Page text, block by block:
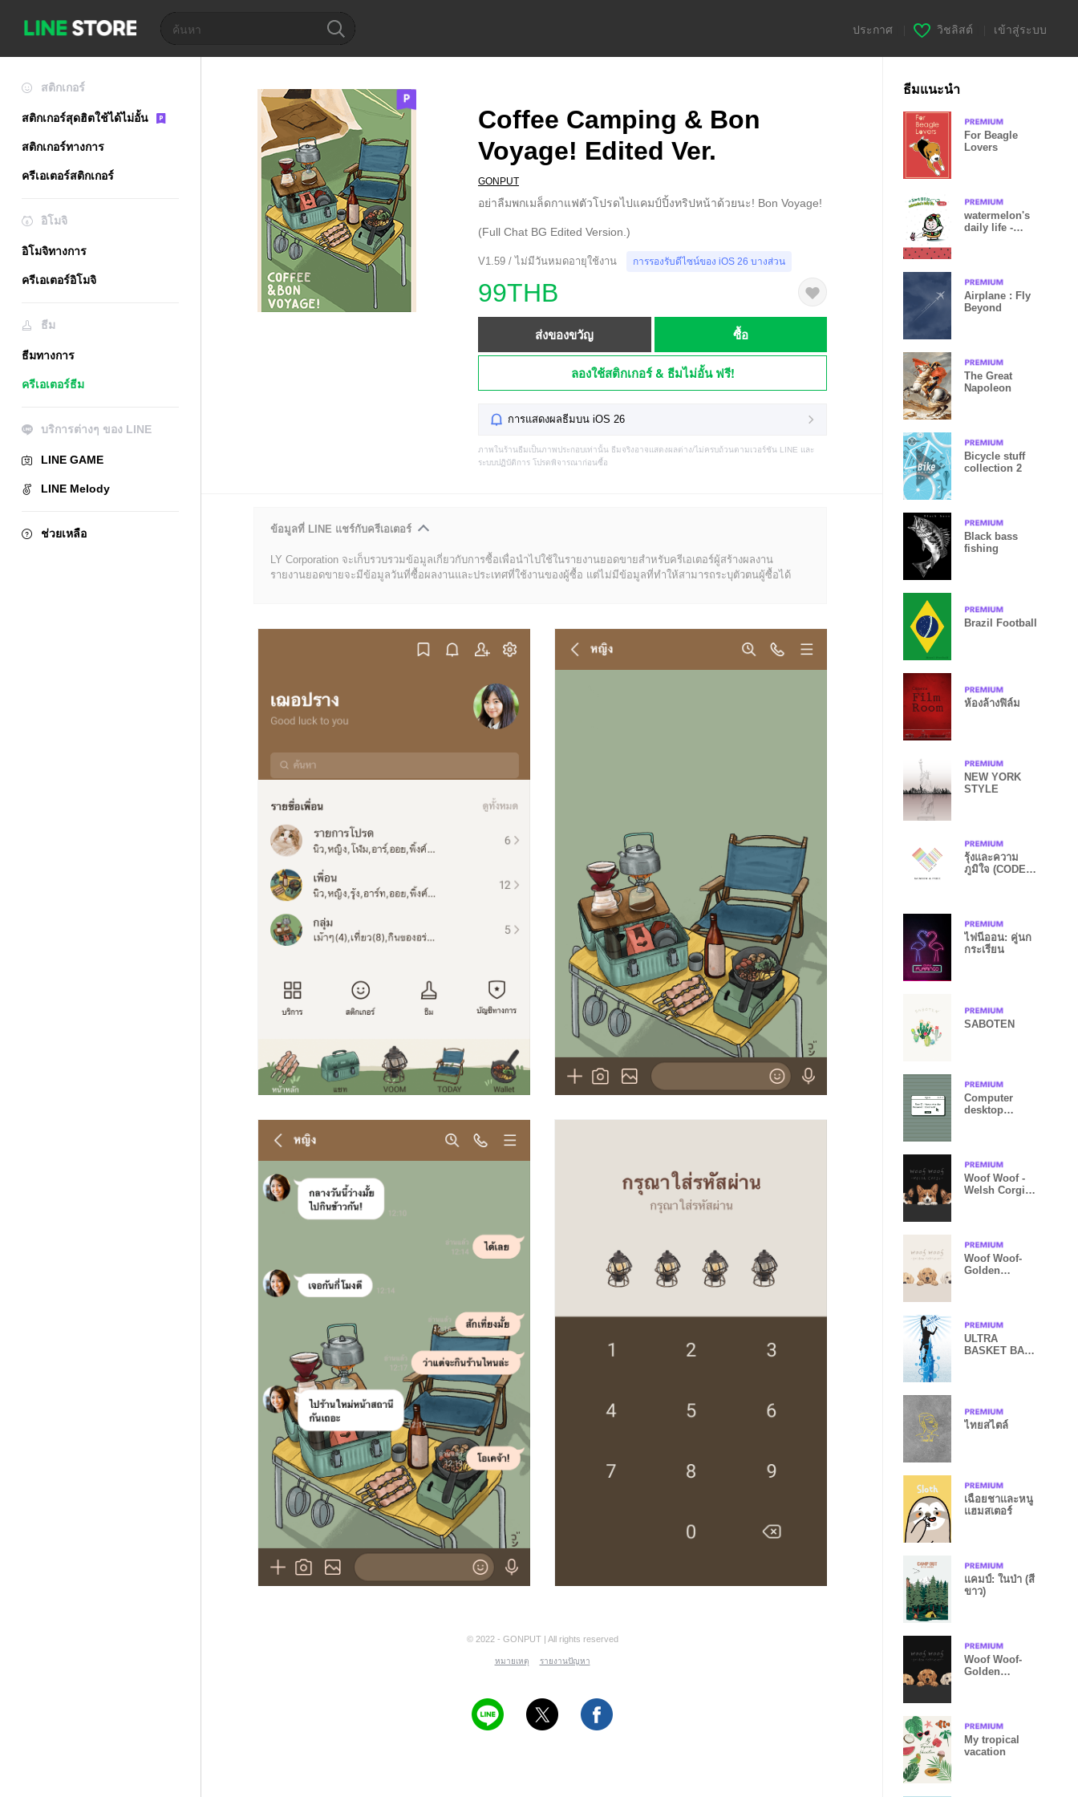
ประกาศ วิชลิสต์ เข้าสู่ระบบ
สติกเกอร์
สติกเกอร์สุดฮิตใช้ได้ไม่อั้น
สติกเกอร์ทางการ
ครีเอเตอร์สติกเกอร์
อิโมจิ
อิโมจิทางการ
ครีเอเตอร์อิโมจิ
ธีม
ธีมทางการ
ครีเอเตอร์ธีม
บริการต่างๆ ของ LINE
LINE GAME
LINE Melody
ช่วยเหลือ
Coffee Camping & Bon
Voyage! Edited Ver.
GONPUT
อย่าลืมพกเมล็ดกาแฟตัวโปรดไปแคมป์ปิ้งทริปหน้าด้วยนะ! Bon Voyage!
(Full Chat BG Edited Version.)
V1.59 / ไม่มีวันหมดอายุใช้งาน การรองรับดีไซน์ของ iOS 26 บางส่วน
99THB
ส่งของขวัญ ซื้อ
ลองใช้สติกเกอร์ & ธีมไม่อั้น ฟรี!
การแสดงผลธีมบน iOS 26
ภาพในร้านธีมเป็นภาพประกอบเท่านั้น ธีมจริงอาจแสดงผลต่าง/ไม่ครบถ้วนตามเวอร์ชัน LINE และ
ระบบปฏิบัติการ โปรดพิจารณาก่อนซื้อ
ข้อมูลที่ LINE แชร์กับครีเอเตอร์
LY Corporation จะเก็บรวบรวมข้อมูลเกี่ยวกับการซื้อเพื่อนำไปใช้ในรายงานยอดขายสำหรับครีเอเตอร์ผู้สร้างผลงาน
รายงานยอดขายจะมีข้อมูลวันที่ซื้อผลงานและประเทศที่ใช้งานของผู้ซื้อ แต่ไม่มีข้อมูลที่ทำให้สามารถระบุตัวตนผู้ซื้อได้
© 2022 - GONPUT | All rights reserved
หมายเหตุ รายงานปัญหา
ธีมแนะนำ
For Beagle
Lovers
watermelon's
daily life -
Airplane : Fly
Beyond
The Great
Napoleon
Bicycle stuff
collection 2
Black bass
fishing
Brazil Football
ห้องล้างฟิล์ม
NEW YORK
STYLE
รุ้งและความ
ภูมิใจ (CODE.
ไฟนีออน: คู่นก
กระเรียน
SABOTEN
Computer
desktop
Woof Woof -
Welsh Corgi
Woof Woof-
Golden
ULTRA
BASKET BALL
ไทยสไตล์
เฉื่อยชาและหนู
แฮมสเตอร์
แคมป์: ในป่า (สี
ขาว)
Woof Woof-
Golden
My tropical
vacation